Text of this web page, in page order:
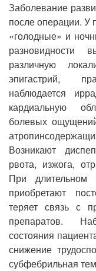
Заболевание
после операции. У
«голодные» и
разновидности
различную
эпигастрий,
наблюдается
кардиальную
болевых
Возникают
рвота, изжога,
При длительном
приобретают
теряет связь с
препаратов.
состояния
снижение
субфебрильная